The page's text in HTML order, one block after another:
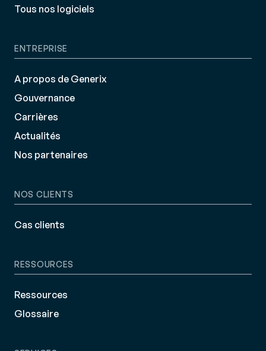
Tous nos logiciels
ENTREPRISE
A propos de Generix
Gouvernance
Carrières
Actualités
Nos partenaires
NOS CLIENTS
Cas clients
RESSOURCES
Ressources
Glossaire